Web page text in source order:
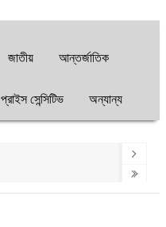
জাতীয় আন্তর্জাতিক
প্রাইস সেন্সিটিভ অন্যান্য